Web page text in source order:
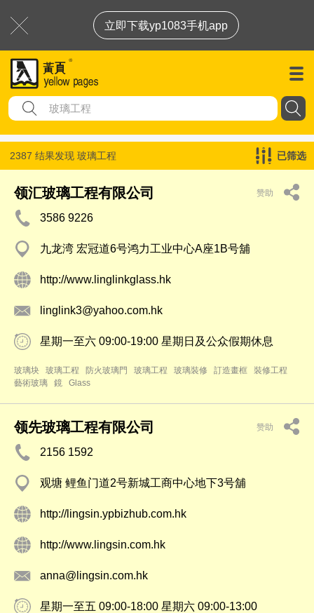
立即下载yp1083手机app
2387 结果发现 玻璃工程 已筛选
领汇玻璃工程有限公司 赞助
3586 9226
九龙湾 宏冠道6号鸿力工业中心A座1B号舖
http://www.linglinkglass.hk
linglink3@yahoo.com.hk
星期一至六 09:00-19:00 星期日及公众假期休息
玻璃块 玻璃工程 防火玻璃門 玻璃工程 玻璃裝修 訂造畫框
裝修工程
藝術玻璃
鏡 Glass
领先玻璃工程有限公司 赞助
2156 1592
观塘 鲤鱼门道2号新城工商中心地下3号舖
http://lingsin.ypbizhub.com.hk
http://www.lingsin.com.hk
anna@lingsin.com.hk
星期一至五 09:00-18:00 星期六 09:00-13:00